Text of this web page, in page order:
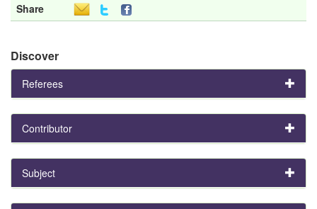
Share
Discover
Referees
Contributor
Subject